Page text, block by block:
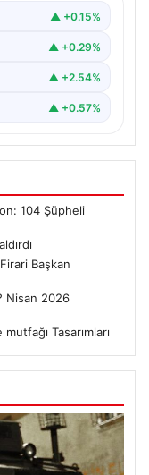
Sarıçam…
▲ +0.15%
▲ +0.29%
▲ +2.54%
▲ +0.57%
104 Şüpheli
Başkan
Nisan 2026
Tasarımları